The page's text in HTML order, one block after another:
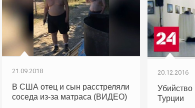
21.09.2018
В США отец и сын расстреляли
соседа из-за матраса (ВИДЕО)
20.12.2016
Убийство
Турции